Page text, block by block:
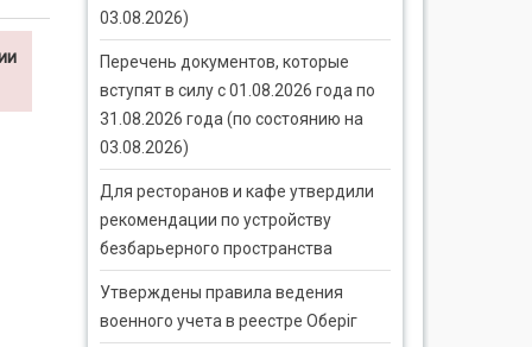
03.08.2026)
Перечень документов, которые
вступят в силу с 01.08.2026 года по
31.08.2026 года (по состоянию на
03.08.2026)
Для ресторанов и кафе утвердили
рекомендации по устройству
безбарьерного пространства
Утверждены правила ведения
военного учета в реестре Оберіг